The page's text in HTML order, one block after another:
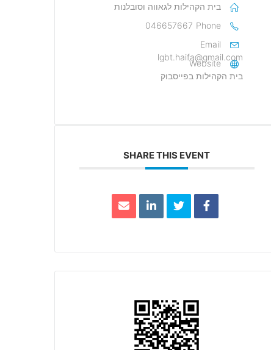
בית הקהילות לגאווה וסובלנות
Phone
046657667
Email
lgbt.haifa@gmail.com
Website
בית הקהילות בפייסבוק
SHARE THIS EVENT